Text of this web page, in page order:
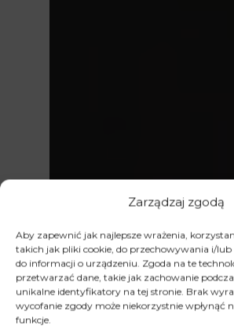
Zarządzaj zgodą
Aby zapewnić jak najlepsze wrażenia,
takich jak pliki cookie, do przechowywania i/
do informacji o urządzeniu. Zgoda na te
przetwarzać dane, takie jak zachowanie
unikalne identyfikatory na tej stronie. Brak
wycofanie zgody może niekorzystnie wpłynąć
funkcje.